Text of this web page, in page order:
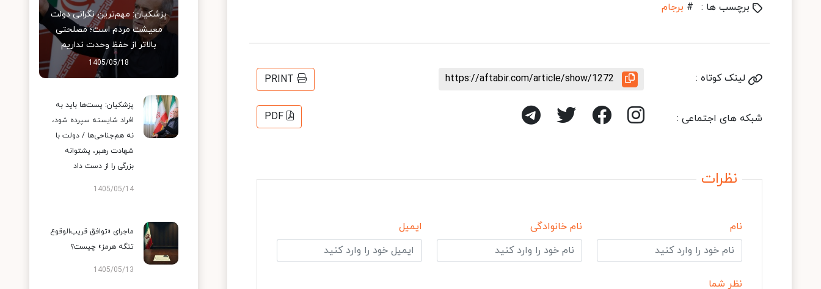
برچسب ها : # برجام
لینک کوتاه : https://aftabir.com/article/show/1272
PRINT
شبکه های اجتماعی : PDF
نظرات
نام نام خانوادگی ایمیل
نظر شما
پزشکیان: مهم‌ترین نگرانی دولت
معیشت مردم است؛ مصلحتی
بالاتر از حفظ وحدت نداریم
1405/05/18
پزشکیان: پست‌ها باید به
افراد شایسته سپرده شود،
نه هم‌جناحی‌ها / دولت با
شهادت رهبر، پشتوانه
بزرگی را از دست داد
1405/05/14
ماجرای «توافق قریب‌الوقوع
تنگه هرمز» چیست؟
1405/05/13